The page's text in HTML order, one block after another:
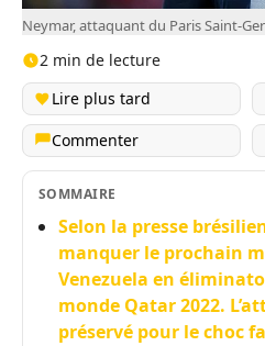
Neymar, attaquant du Paris Saint-
2 min de lecture
Lire plus tard
Commenter
SOMMAIRE
Selon la presse
manquer le prochain
Venezuela en
monde Qatar 2022.
préservé pour le choc